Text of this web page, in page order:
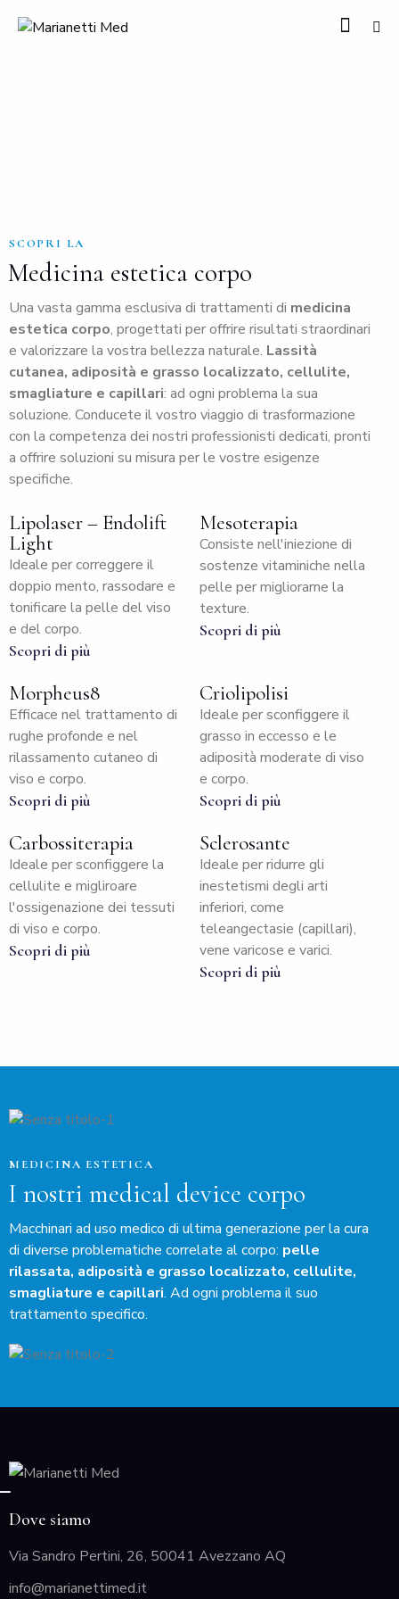
SCOPRI LA
Medicina estetica corpo
Una vasta gamma esclusiva di trattamenti di medicina
estetica corpo, progettati per offrire risultati straordinari
e valorizzare la vostra bellezza naturale. Lassità
cutanea, adiposità e grasso localizzato, cellulite,
smagliature e capillari: ad ogni problema la sua
soluzione. Conducete il vostro viaggio di trasformazione
con la competenza dei nostri professionisti dedicati, pronti
a offrire soluzioni su misura per le vostre esigenze
specifiche.
Lipolaser – Endolift
Light
Ideale per correggere il
doppio mento, rassodare e
tonificare la pelle del viso
e del corpo.
Scopri di più
Mesoterapia
Consiste nell'iniezione di
sostenze vitaminiche nella
pelle per migliorarne la
texture.
Scopri di più
Morpheus8
Efficace nel trattamento di
rughe profonde e nel
rilassamento cutaneo di
viso e corpo.
Scopri di più
Criolipolisi
Ideale per sconfiggere il
grasso in eccesso e le
adiposità moderate di viso
e corpo.
Scopri di più
Carbossiterapia
Ideale per sconfiggere la
cellulite e migliroare
l'ossigenazione dei tessuti
di viso e corpo.
Scopri di più
Sclerosante
Ideale per ridurre gli
inestetismi degli arti
inferiori, come
teleangectasie (capillari),
vene varicose e varici.
Scopri di più
MEDICINA ESTETICA
I nostri medical device corpo
Macchinari ad uso medico di ultima generazione per la cura
di diverse problematiche correlate al corpo: pelle
rilassata, adiposità e grasso localizzato, cellulite,
smagliature e capillari. Ad ogni problema il suo
trattamento specifico.
Dove siamo
Via Sandro Pertini, 26, 50041 Avezzano AQ
info@marianettimed.it